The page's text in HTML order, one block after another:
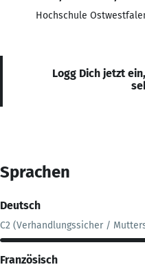
Hochschule
Logg Dich jetzt
Sprachen
Deutsch
C2 (Verhandlungssicher /
Französisch